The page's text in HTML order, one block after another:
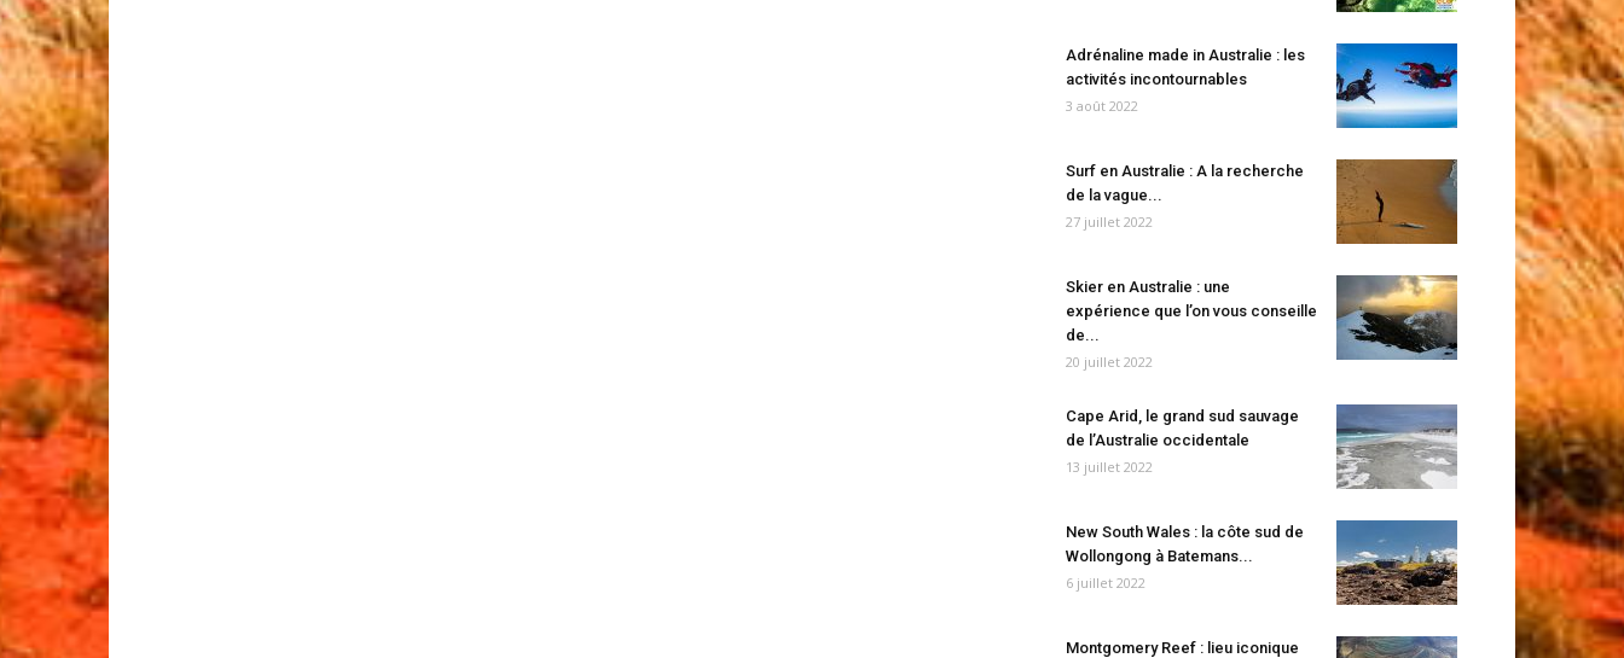
Adrénaline made in Australie : les
activités incontournables
3 août 2022
Surf en Australie : A la recherche
de la vague...
27 juillet 2022
Skier en Australie : une
expérience que l’on vous conseille
de...
20 juillet 2022
Cape Arid, le grand sud sauvage
de l’Australie occidentale
13 juillet 2022
New South Wales : la côte sud de
Wollongong à Batemans...
6 juillet 2022
Montgomery Reef : lieu iconique